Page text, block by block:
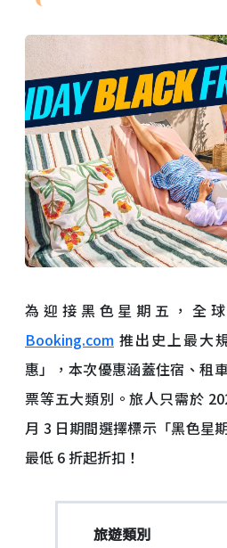
為迎接黑色星期五，全
Booking.com 推出史上最大
惠」，本次優惠涵蓋住宿、租
票等五大類別。旅人只需於
月 3 日期間選擇標示「黑色星
最低 6 折起折扣！
旅遊類別